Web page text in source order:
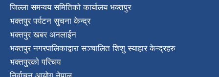
जिल्ला समन्वय समितिको कार्यालय भक्तपुर
भक्तपुर पर्यटन सुचना केन्द्र
भक्तपुर खबर अनलाईन
भक्तपुर नगरपालिकाद्वारा सञ्चालित शिशु स्याहार केन्द्रहरु
भक्तपुरकाे परिचय